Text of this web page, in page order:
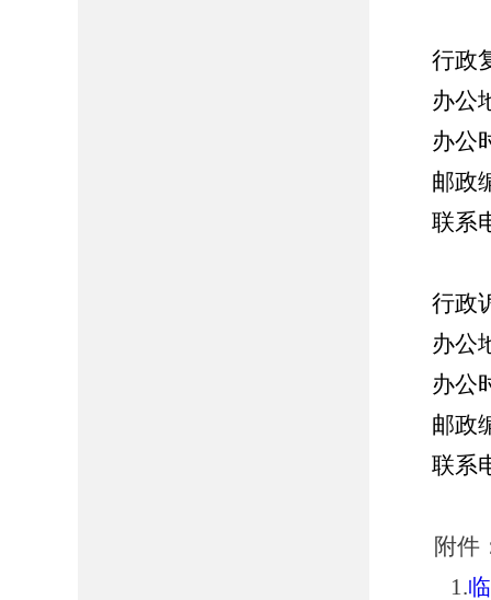
行政复
办公地
办公时
邮政编
联系
行政诉
办公地
办公时
邮政编
联系电
附件
1.